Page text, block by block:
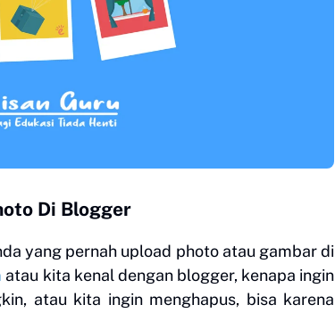
Di Blogger
yang pernah upload photo atau gambar di
atau kita kenal dengan blogger, kenapa ingin
atau kita ingin menghapus, bisa karena